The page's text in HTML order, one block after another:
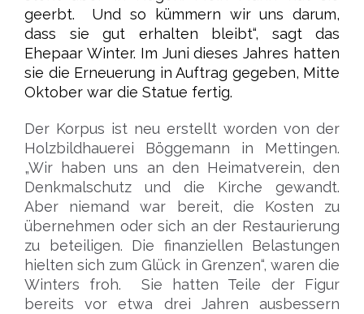
geerbt. Und so kümmern wir uns darum,
dass sie gut erhalten bleibt“, sagt das
Ehepaar Winter. Im Juni dieses Jahres hatten
sie die Erneuerung in Auftrag gegeben, Mitte
Oktober war die Statue fertig.
Der Korpus ist neu erstellt worden von der
Holzbildhauerei Böggemann in Mettingen.
„Wir haben uns an den Heimatverein, den
Denkmalschutz und die Kirche gewandt.
Aber niemand war bereit, die Kosten zu
übernehmen oder sich an der Restaurierung
zu beteiligen. Die finanziellen Belastungen
hielten sich zum Glück in Grenzen“, waren die
Winters froh. Sie hatten Teile der Figur
bereits vor etwa drei Jahren ausbessern